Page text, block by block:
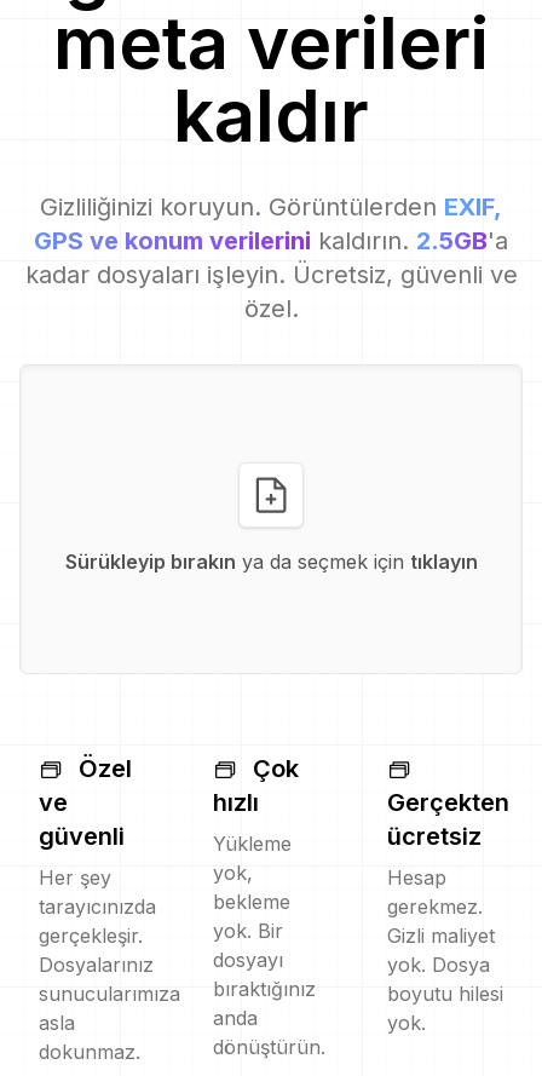
meta verileri
kaldır
Gizliliğinizi koruyun. Görüntülerden EXIF,
GPS ve konum verilerini kaldırın. 2.5GB'a
kadar dosyaları işleyin. Ücretsiz, güvenli ve
özel.
Sürükleyip bırakın ya da seçmek için tıklayın
Özel
ve
güvenli
Her şey
tarayıcınızda
gerçekleşir.
Dosyalarınız
sunucularımıza
asla
dokunmaz.
Çok
hızlı
Yükleme
yok,
bekleme
yok. Bir
dosyayı
bıraktığınız
anda
dönüştürün.
Gerçekten
ücretsiz
Hesap
gerekmez.
Gizli maliyet
yok. Dosya
boyutu hilesi
yok.